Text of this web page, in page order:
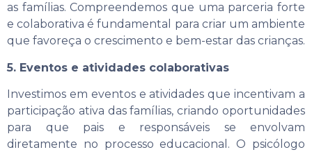
as famílias. Compreendemos que uma parceria forte
e colaborativa é fundamental para criar um ambiente
que favoreça o crescimento e bem-estar das crianças.
5. Eventos e atividades colaborativas
Investimos em eventos e atividades que incentivam a
participação ativa das famílias, criando oportunidades
para que pais e responsáveis se envolvam
diretamente no processo educacional. O psicólogo